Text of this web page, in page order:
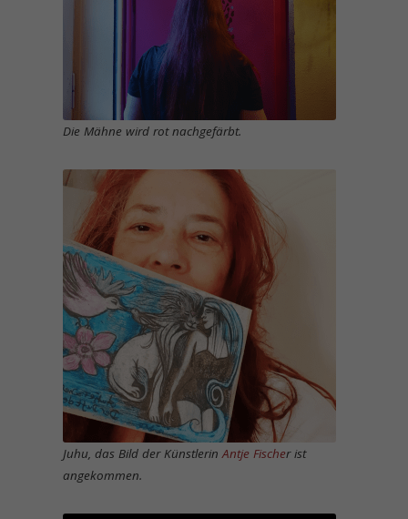
Die Mähne wird rot nachgefärbt.
Juhu, das Bild der KünstlerinAntje Fischer ist
angekommen.